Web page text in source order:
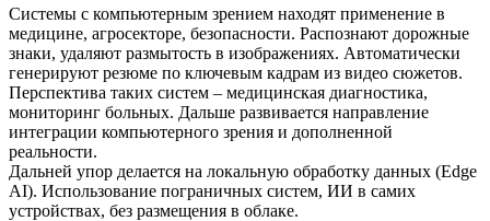
Системы с компьютерным зрением находят применение в
медицине, агросекторе, безопасности. Распознают дорожные
знаки, удаляют размытость в изображениях. Автоматически
генерируют резюме по ключевым кадрам из видео сюжетов.
Перспектива таких систем – медицинская диагностика,
мониторинг больных. Дальше развивается направление
интеграции компьютерного зрения и дополненной
реальности.
Дальней упор делается на локальную обработку данных (Edge
AI). Использование пограничных систем, ИИ в самих
устройствах, без размещения в облаке.